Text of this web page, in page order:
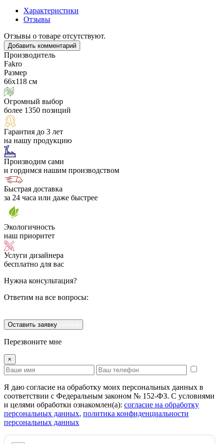
Характеристики
Отзывы
Отзывы о товаре отсутствуют.
Добавить комментарий
Производитель
Fakro
Размер
66х118 см
Огромный выбор
более 1350 позиций
Гарантия до 3 лет
на нашу продукцию
Производим сами
и гордимся нашим производством
Быстрая доставка
за 24 часа или даже быстрее
Экологичность
наш приоритет
Услуги дизайнера
бесплатно для вас
Нужна консультация?
Ответим на все вопросы:
Оставить заявку
Перезвоните мне
×
Я даю согласие на обработку моих персональных данных в
соответствии с Федеральным законом № 152-ФЗ. С условиями
и целями обработки ознакомлен(а): cогласие на обработку
персональных данных, политика конфиденциальности
персональных данных